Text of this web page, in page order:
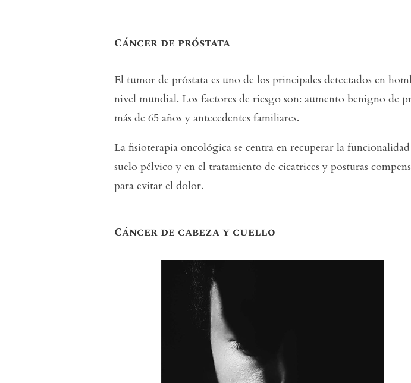
Cáncer de próstata
El tumor de próstata es uno de los principales detectados en
nivel mundial. Los factores de riesgo son: aumento benigno de
más de 65 años y antecedentes familiares.
La fisioterapia oncológica se centra en recuperar la
suelo pélvico y en el tratamiento de cicatrices y posturas
para evitar el dolor.
Cáncer de cabeza y cuello